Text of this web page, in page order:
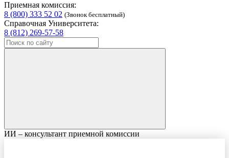
Приемная комиссия:
8 (800) 333 52 02 (Звонок бесплатный)
Справочная Университета:
8 (812) 269-57-58
ИИ – консультант приемной комиссии